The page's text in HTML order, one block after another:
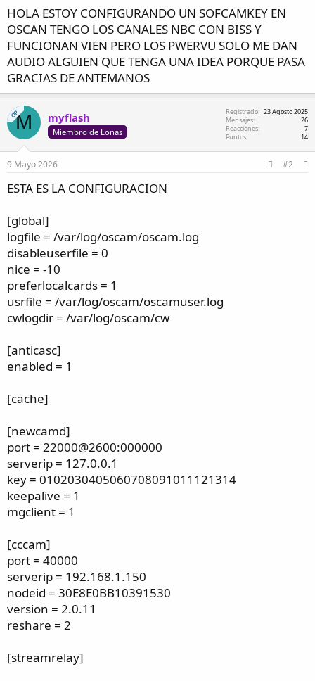
c
i
o
v
i
d
a
d
HOLA ESTOY CONFIGURANDO UN SOFCAMKEY EN
OSCAN TENGO LOS CANALES NBC CON BISS Y
FUNCIONAN VIEN PERO LOS PWERVU SOLO ME DAN
AUDIO ALGUIEN QUE TENGA UNA IDEA PORQUE PASA
GRACIAS DE ANTEMANOS
OPM myflash
Miembro de Lonas
Registrado
23 Agosto 2025
Mensajes
26
Reacciones
7
Puntos
14
9 Mayo 2026 #2
ESTA ES LA CONFIGURACION
[global]
logfile = /var/log/oscam/oscam.log
disableuserfile = 0
nice = -10
preferlocalcards = 1
usrfile = /var/log/oscam/oscamuser.log
cwlogdir = /var/log/oscam/cw
[anticasc]
enabled = 1
[cache]
[newcamd]
port = 22000@2600:000000
serverip = 127.0.0.1
key = 0102030405060708091011121314
keepalive = 1
mgclient = 1
[cccam]
port = 40000
serverip = 192.168.1.150
nodeid = 30E8E0BB10391530
version = 2.0.11
reshare = 2
[streamrelay]